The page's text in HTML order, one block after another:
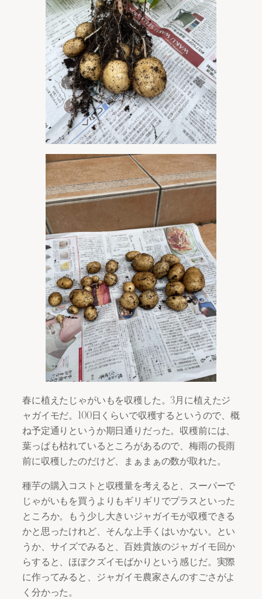
春に植えたじゃがいもを収穫した。3月に植えたジ
ャガイモだ。100日くらいで収穫するというので、概
ね予定通りというか期日通りだった。収穫前には、
葉っぱも枯れているところがあるので、梅雨の長雨
前に収穫したのだけど、まぁまぁの数が取れた。
種芋の購入コストと収穫量を考えると、スーパーで
じゃがいもを買うよりもギリギリでプラスといった
ところか。もう少し大きいジャガイモが収穫できる
かと思ったけれど、そんな上手くはいかない。とい
うか、サイズでみると、百姓貴族のジャガイモ回か
らすると、ほぼクズイモばかりという感じだ。実際
に作ってみると、ジャガイモ農家さんのすごさがよ
く分かった。